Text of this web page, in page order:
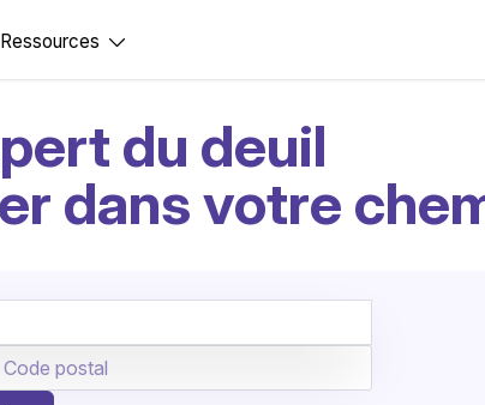
Ressources
du deuil
dans votre